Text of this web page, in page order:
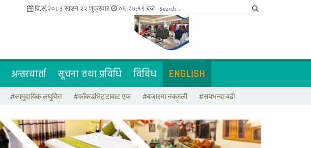
वि.सं.२०८३ साउन २२ शुक्रवार ०६:२५:१९ बजे
अन्तरवार्ता सूचना तथा प्रविधि विविध ENGLISH
#सामुदायिक लघुवित्त #काँकडभिट्टाबाट एक #बजारमा नक्कली #सयभन्दा बढी